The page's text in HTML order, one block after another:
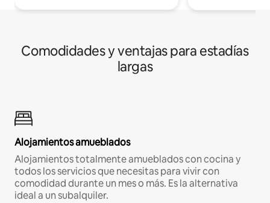
Comodidades y ventajas para estadías
largas
Alojamientos amueblados
Alojamientos totalmente amueblados con cocina y
todos los servicios que necesitas para vivir con
comodidad durante un mes o más. Es la alternativa
ideal a un subalquiler.